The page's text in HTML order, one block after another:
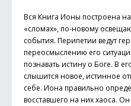
Вся Книга Ионы построена
«сломах», по-новому
события. Перипетии ведут
переосмыслению его
познавать истину о Боге. В
слышится новое, истинное
себе. Иона правильно
восставшего на них хаоса.